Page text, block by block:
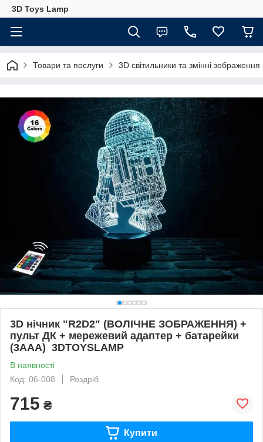
3D Toys Lamp
Товари та послуги 3D світильники та змінні зображення
3D нічник "R2D2" (ВОЛІЧНЕ ЗОБРАЖЕННЯ) +
пульт ДК + мережевий адаптер + батарейки
(3ААА) 3DTOYSLAMP
В наявності
Код: 06-008
Роздріб
715 ₴
Купити